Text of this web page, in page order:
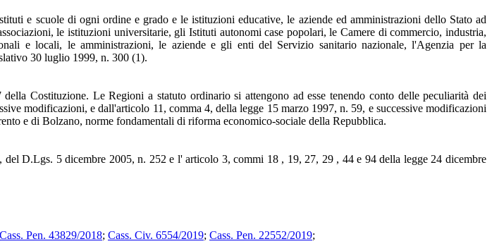
e scuole di ogni ordine e grado e le istituzioni educative, le aziende ed amministrazioni dello Stato ad
le istituzioni universitarie, gli Istituti autonomi case popolari, le Camere di commercio, industria,
e locali, le amministrazioni, le aziende e gli enti del Servizio sanitario nazionale, l'Agenzia per la
30 luglio 1999, n. 300 (1).
Costituzione. Le Regioni a statuto ordinario si attengono ad esse tenendo conto delle peculiarità dei
modificazioni, e dall'articolo 11, comma 4, della legge 15 marzo 1997, n. 59, e successive modificazioni
e di Bolzano, norme fondamentali di riforma economico-sociale della Repubblica.
D.Lgs. 5 dicembre 2005, n. 252 e l' articolo 3, commi 18 , 19, 27, 29 , 44 e 94 della legge 24 dicembre
Cass. Pen. 43829/2018; Cass. Civ. 6554/2019; Cass. Pen. 22552/2019;